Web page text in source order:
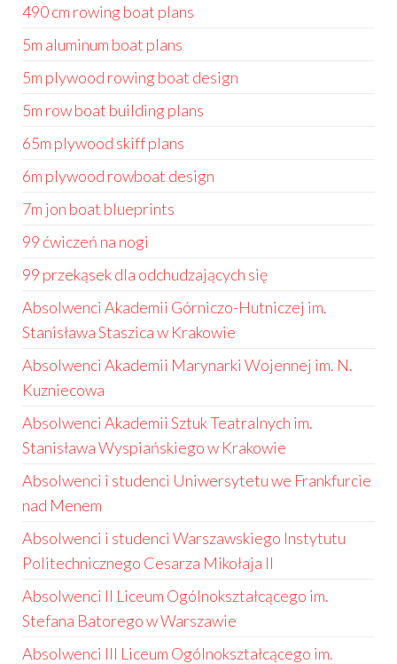
490 cm rowing boat plans
5m aluminum boat plans
5m plywood rowing boat design
5m row boat building plans
65m plywood skiff plans
6m plywood rowboat design
7m jon boat blueprints
99 ćwiczeń na nogi
99 przekąsek dla odchudzających się
Absolwenci Akademii Górniczo-Hutniczej im.
Stanisława Staszica w Krakowie
Absolwenci Akademii Marynarki Wojennej im. N.
Kuzniecowa
Absolwenci Akademii Sztuk Teatralnych im.
Stanisława Wyspiańskiego w Krakowie
Absolwenci i studenci Uniwersytetu we Frankfurcie
nad Menem
Absolwenci i studenci Warszawskiego Instytutu
Politechnicznego Cesarza Mikołaja II
Absolwenci II Liceum Ogólnokształcącego im.
Stefana Batorego w Warszawie
Absolwenci III Liceum Ogólnokształcącego im.